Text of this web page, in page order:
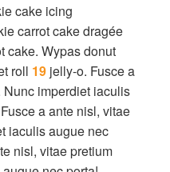
cake icing
carrot cake dragée
cake. Wypas donut
roll 19 jelly-o. Fusce a
imperdiet iaculis
a ante nisl, vitae
iaculis augue nec
nisl, vitae pretium